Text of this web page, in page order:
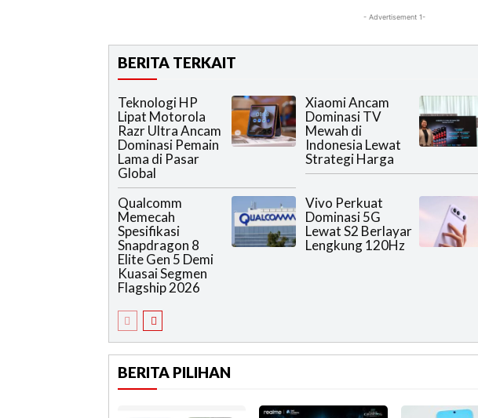
- Advertisement 1-
BERITA TERKAIT
Teknologi HP
Lipat Motorola
Razr Ultra Ancam
Dominasi Pemain
Lama di Pasar
Global
Xiaomi Ancam
Dominasi TV
Mewah di
Indonesia Lewat
Strategi Harga
Qualcomm
Memecah
Spesifikasi
Snapdragon 8
Elite Gen 5 Demi
Kuasai Segmen
Flagship 2026
Vivo Perkuat
Dominasi 5G
Lewat S2 Berlayar
Lengkung 120Hz
BERITA PILIHAN